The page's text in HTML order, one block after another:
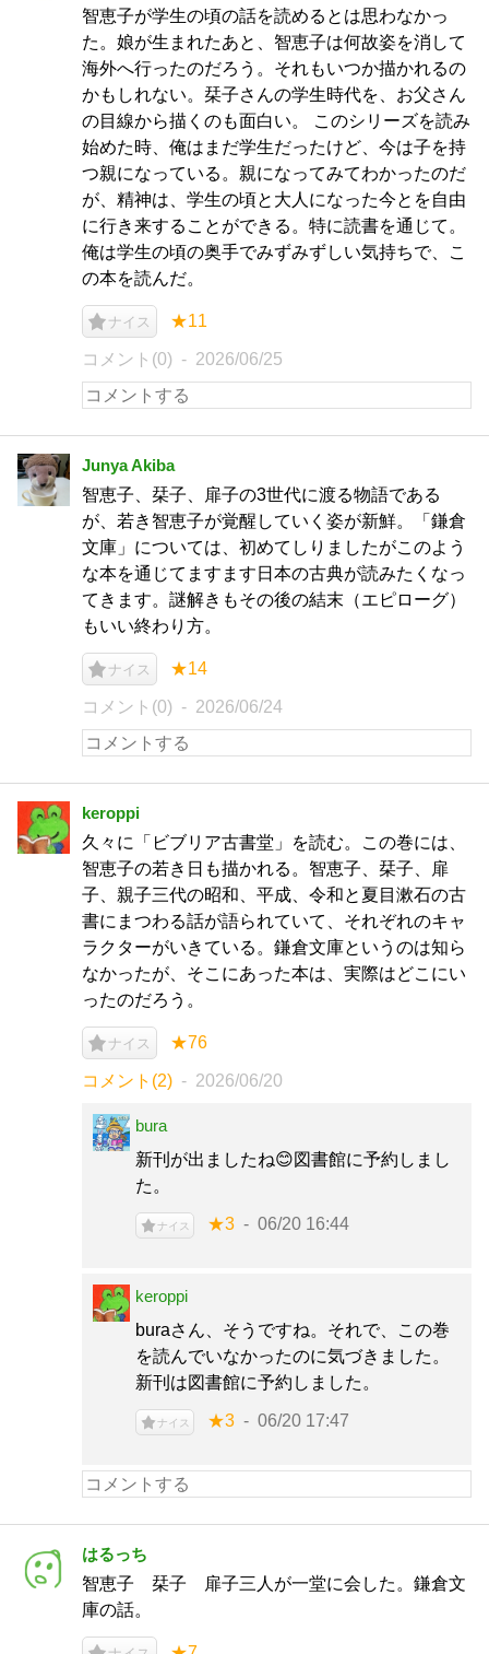
智恵子が学生の頃の話を読めるとは思わなかっ
た。娘が生まれたあと、智恵子は何故姿を消して
海外へ行ったのだろう。それもいつか描かれるの
かもしれない。栞子さんの学生時代を、お父さん
の目線から描くのも面白い。 このシリーズを読み
始めた時、俺はまだ学生だったけど、今は子を持
つ親になっている。親になってみてわかったのだ
が、精神は、学生の頃と大人になった今とを自由
に行き来することができる。特に読書を通じて。
俺は学生の頃の奥手でみずみずしい気持ちで、こ
の本を読んだ。
ナイス ★11
コメント(0) 2026/06/25
Junya Akiba
智恵子、栞子、扉子の3世代に渡る物語である
が、若き智恵子が覚醒していく姿が新鮮。「鎌倉
文庫」については、初めてしりましたがこのよう
な本を通じてますます日本の古典が読みたくなっ
てきます。謎解きもその後の結末（エピローグ）
もいい終わり方。
ナイス ★14
コメント(0) 2026/06/24
keroppi
久々に「ビブリア古書堂」を読む。この巻には、
智恵子の若き日も描かれる。智恵子、栞子、扉
子、親子三代の昭和、平成、令和と夏目漱石の古
書にまつわる話が語られていて、それぞれのキャ
ラクターがいきている。鎌倉文庫というのは知ら
なかったが、そこにあった本は、実際はどこにい
ったのだろう。
ナイス ★76
コメント(2) 2026/06/20
bura
新刊が出ましたね😊図書館に予約しまし
た。
ナイス ★3 06/20 16:44
keroppi
buraさん、そうですね。それで、この巻
を読んでいなかったのに気づきました。
新刊は図書館に予約しました。
ナイス ★3 06/20 17:47
はるっち
智恵子 栞子 扉子三人が一堂に会した。鎌倉文
庫の話。